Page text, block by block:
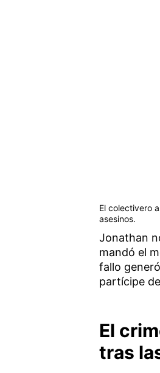
El colectivero
asesinos.
Jonathan
mandó el
fallo
partícipe
El
tras